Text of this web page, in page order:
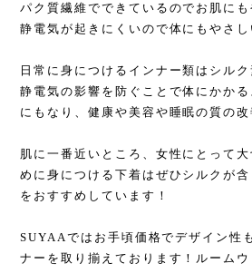
パク質繊維でできているのでお肌にも
静電気が起きにくいので体にもやさし
日常に身につけるインナー類はシルク
静電気の影響を防ぐことで体にかか
にもなり、健康や美容や睡眠の質の改
肌に一番近いところ、女性にとって
めに身につける下着はぜひシルクが
をおすすめしています！
SUYAAではお手頃価格でデザイン性
ナーを取り揃えております！ルーム